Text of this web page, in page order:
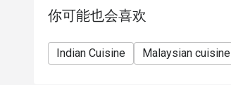
你可能也会喜欢
Indian Cuisine Malaysian cuisine